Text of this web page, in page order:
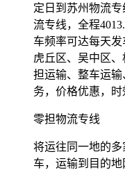
定日到苏州物流
流专线，全程
车频率可达每天发
虎丘区、吴中区
担运输、整车运
务，价格优惠，时
零担物流专线
将运往同一地的
车，运输到目的